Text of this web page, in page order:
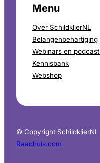
Menu
Over SchildklierNL
Belangenbehartiging
Webinars en
Kennisbank
Webshop
© Copyright
Raadhuis.com